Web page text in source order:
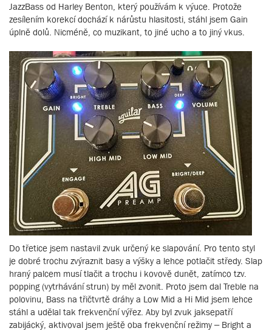
JazzBass od Harley Benton, který používám k výuce. Protože
zesílením korekcí dochází k nárůstu hlasitosti, stáhl jsem Gain
úplně dolů. Nicméně, co muzikant, to jiné ucho a to jiný vkus.
Do třetice jsem nastavil zvuk určený ke slapování. Pro tento styl
je dobré trochu zvýraznit basy a výšky a lehce potlačit středy. Slap
hraný palcem musí tlačit a trochu i kovově dunět, zatímco tzv.
popping (vytrhávání strun) by měl zvonit. Proto jsem dal Treble na
polovinu, Bass na třičtvrtě dráhy a Low Mid a Hi Mid jsem lehce
stáhl a udělal tak frekvenční výřez. Aby byl zvuk jaksepatří
zabijácký, aktivoval jsem ještě oba frekvenční režimy – Bright a